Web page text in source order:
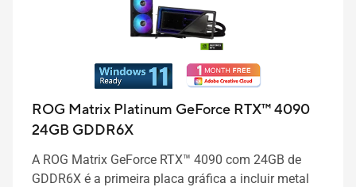
ROG Matrix Platinum GeForce RTX™ 4090
24GB GDDR6X
A ROG Matrix GeForce RTX™ 4090 com 24GB de
GDDR6X é a primeira placa gráfica a incluir metal